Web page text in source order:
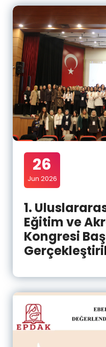
26
Jun 2026
1.
Eğitim ve
Kongresi